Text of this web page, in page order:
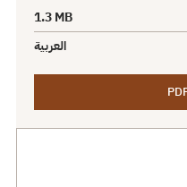
1.3 MB
العربية